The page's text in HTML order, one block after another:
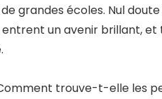
grandes écoles. Nul
un avenir brillant, et
trouve-t-elle les